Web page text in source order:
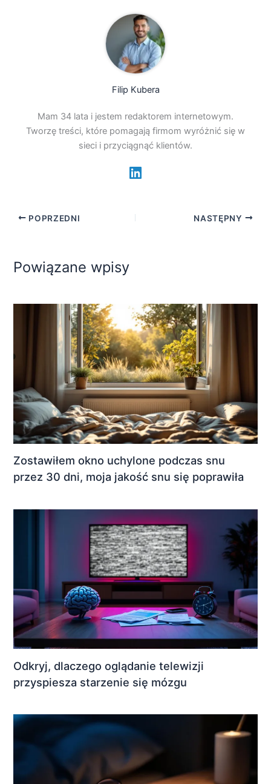
Filip Kubera
Mam 34 lata i jestem redaktorem internetowym.
Tworzę treści, które pomagają firmom wyróżnić się w
sieci i przyciągnąć klientów.
POPRZEDNI NASTĘPNY
Powiązane wpisy
Zostawiłem okno uchylone podczas snu
przez 30 dni, moja jakość snu się poprawiła
Odkryj, dlaczego oglądanie telewizji
przyspiesza starzenie się mózgu